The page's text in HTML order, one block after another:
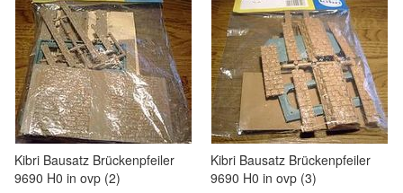
Kibri Bausatz Brückenpfeiler
9690 H0 in ovp (2)
Kibri Bausatz Brückenpfeiler
9690 H0 in ovp (3)